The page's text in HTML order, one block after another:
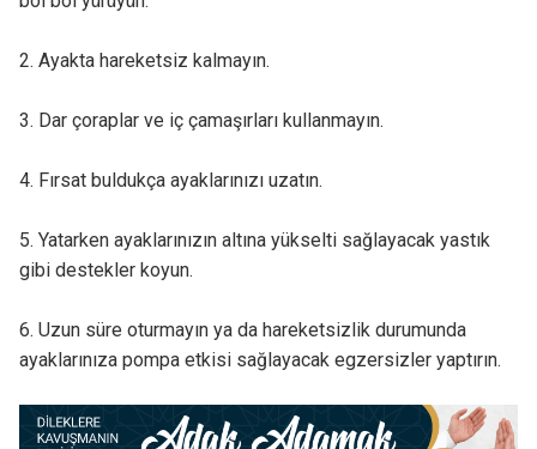
2. Ayakta hareketsiz kalmayın.
3. Dar çoraplar ve iç çamaşırları kullanmayın.
4. Fırsat buldukça ayaklarınızı uzatın.
5. Yatarken ayaklarınızın altına yükselti sağlayacak yastık
gibi destekler koyun.
6. Uzun süre oturmayın ya da hareketsizlik durumunda
ayaklarınıza pompa etkisi sağlayacak egzersizler yaptırın.